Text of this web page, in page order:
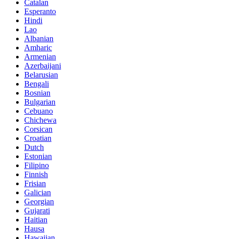
Catalan
Esperanto
Hindi
Lao
Albanian
Amharic
Armenian
Azerbaijani
Belarusian
Bengali
Bosnian
Bulgarian
Cebuano
Chichewa
Corsican
Croatian
Dutch
Estonian
Filipino
Finnish
Frisian
Galician
Georgian
Gujarati
Haitian
Hausa